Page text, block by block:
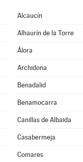
Alcaucín
Alhaurín de la Torre
Álora
Archidona
Benadalid
Benamocarra
Canillas de Albaida
Casabermeja
Comares